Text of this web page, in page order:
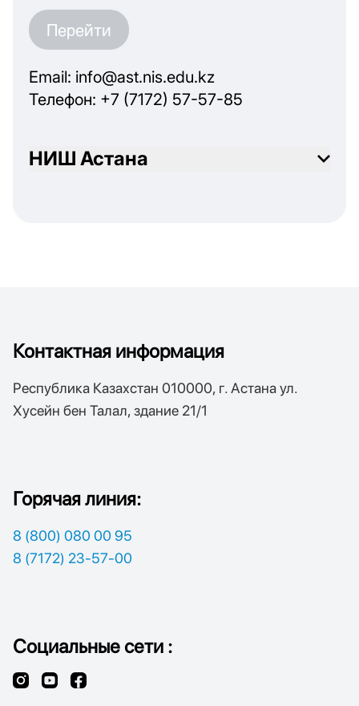
Перейти
Email: info@ast.nis.edu.kz
Телефон: +7 (7172) 57-57-85
НИШ Астана
Контактная информация
Республика Казахстан 010000, г. Астана ул.
Хусейн бен Талал, здание 21/1
Горячая линия:
8 (800) 080 00 95
8 (7172) 23-57-00
Социальные сети :